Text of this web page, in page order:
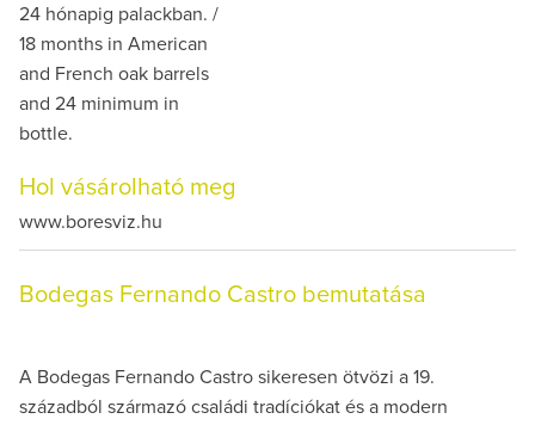
24 hónapig palackban. /
18 months in American
and French oak barrels
and 24 minimum in
bottle.
Hol vásárolható meg
www.boresviz.hu
Bodegas Fernando Castro bemutatása
A Bodegas Fernando Castro sikeresen ötvözi a 19.
századból származó családi tradíciókat és a modern